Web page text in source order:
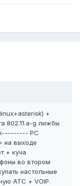
+
802.11.a-g лижбы
PC
на выходе
+ куча
во втором
настольные
АТС + VOIP